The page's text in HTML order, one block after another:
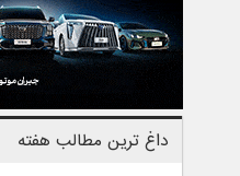
داغ ترین مطالب هفته